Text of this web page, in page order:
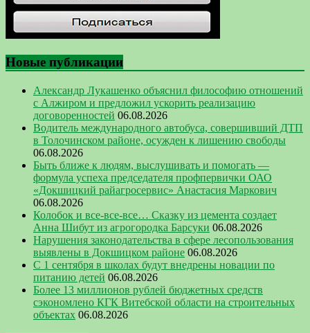
Новые публикации
Александр Лукашенко объяснил философию отношений
с Алжиром и предложил ускорить реализацию
договоренностей 06.08.2026
Водитель международного автобуса, совершивший ДТП
в Толочинском районе, осужден к лишению свободы
06.08.2026
Быть ближе к людям, выслушивать и помогать —
формула успеха председателя профпервички ОАО
«Докшицкий райагросервис» Анастасия Маркович
06.08.2026
Колобок и все-все-все… Сказку из цемента создает
Анна Шибут из агрогородка Барсуки 06.08.2026
Нарушения законодательства в сфере лесопользования
выявлены в Докшицком районе 06.08.2026
С 1 сентября в школах будут внедрены новации по
питанию детей 06.08.2026
Более 13 миллионов рублей бюджетных средств
сэкономлено КГК Витебской области на строительных
объектах 06.08.2026